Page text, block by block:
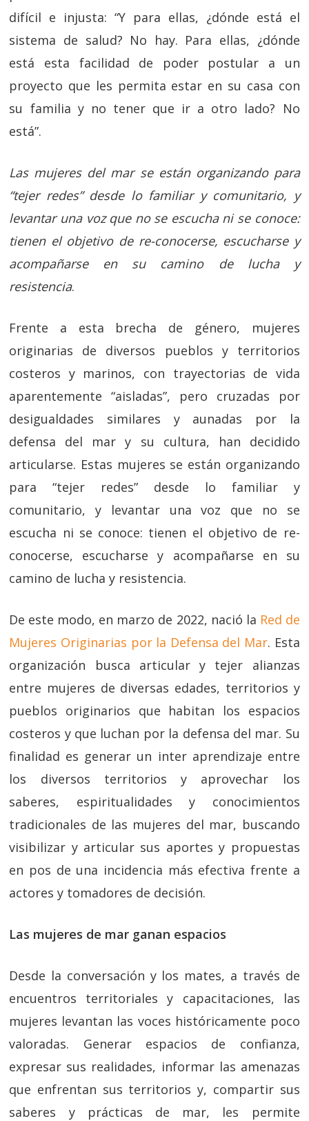
difícil e injusta: “Y para ellas, ¿dónde está el
sistema de salud? No hay. Para ellas, ¿dónde
está esta facilidad de poder postular a un
proyecto que les permita estar en su casa con
su familia y no tener que ir a otro lado? No
está”.
Las mujeres del mar se están organizando para
“tejer redes” desde lo familiar y comunitario, y
levantar una voz que no se escucha ni se conoce:
tienen el objetivo de re-conocerse, escucharse y
acompañarse en su camino de lucha y
resistencia.
Frente a esta brecha de género, mujeres
originarias de diversos pueblos y territorios
costeros y marinos, con trayectorias de vida
aparentemente “aisladas”, pero cruzadas por
desigualdades similares y aunadas por la
defensa del mar y su cultura, han decidido
articularse. Estas mujeres se están organizando
para “tejer redes” desde lo familiar y
comunitario, y levantar una voz que no se
escucha ni se conoce: tienen el objetivo de re-
conocerse, escucharse y acompañarse en su
camino de lucha y resistencia.
De este modo, en marzo de 2022, nació la Red de
Mujeres Originarias por la Defensa del Mar. Esta
organización busca articular y tejer alianzas
entre mujeres de diversas edades, territorios y
pueblos originarios que habitan los espacios
costeros y que luchan por la defensa del mar. Su
finalidad es generar un inter aprendizaje entre
los diversos territorios y aprovechar los
saberes, espiritualidades y conocimientos
tradicionales de las mujeres del mar, buscando
visibilizar y articular sus aportes y propuestas
en pos de una incidencia más efectiva frente a
actores y tomadores de decisión.
Las mujeres de mar ganan espacios
Desde la conversación y los mates, a través de
encuentros territoriales y capacitaciones, las
mujeres levantan las voces históricamente poco
valoradas. Generar espacios de confianza,
expresar sus realidades, informar las amenazas
que enfrentan sus territorios y, compartir sus
saberes y prácticas de mar, les permite